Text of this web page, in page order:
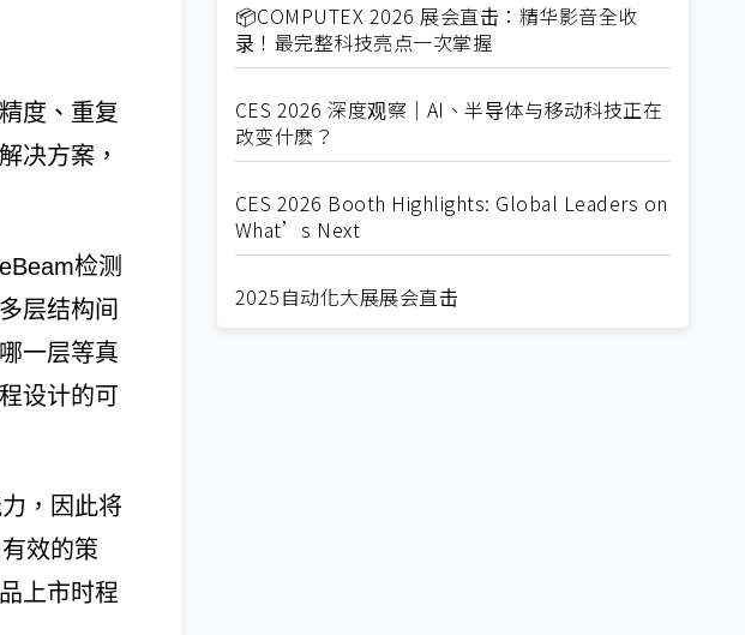
度、重复
决方案，
检测
层结构间
一层等真
设计的可
，因此将
效的策
上市时程
📦COMPUTEX 2026 展会直击：精华影音全收
录！最完整科技亮点一次掌握
CES 2026 深度观察｜AI、半导体与移动科技正在
改变什麽？
CES 2026 Booth Highlights: Global Leaders on
What’s Next
2025自动化大展展会直击